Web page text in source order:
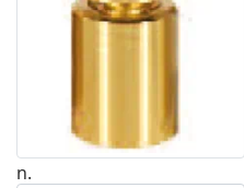
n.